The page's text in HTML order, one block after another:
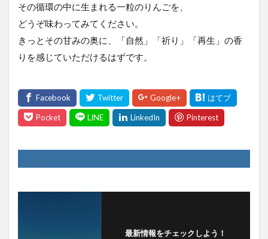
その循環の中に生まれる一粒のりんごを、
どうぞ味わってみてください。
きっとその甘みの奥に、「自然」「祈り」「再生」の香
りを感じていただけるはずです。
最新情報をチェックしよう！